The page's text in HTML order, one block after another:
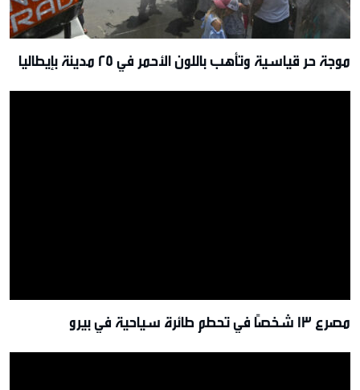
موجة حر قياسية وتأهب باللون الأحمر في 25 مدينة بإيطاليا
مصرع 13 شخصًا في تحطم طائرة سياحية في بيرو